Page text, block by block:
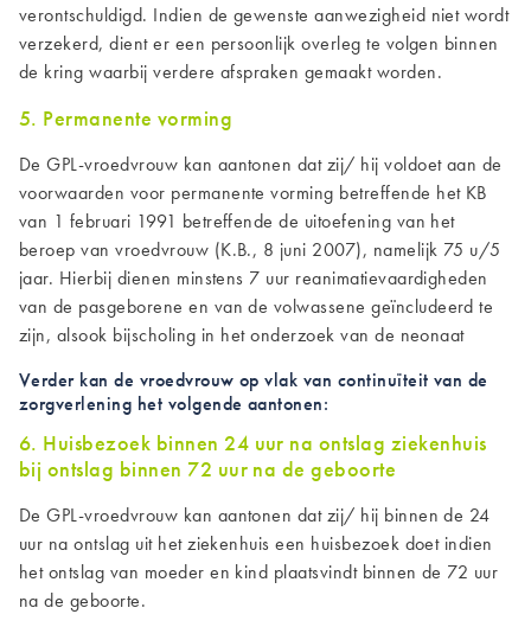
verontschuldigd. Indien de gewenste aanwezigheid niet wordt
verzekerd, dient er een persoonlijk overleg te volgen binnen
de kring waarbij verdere afspraken gemaakt worden.
5. Permanente vorming
DeGPL-vroedvrouw kan aantonen dat zij/ hij voldoet aan de
voorwaarden voor permanente vorming betreffende het KB
van 1 februari 1991 betreffende de uitoefening van het
beroep van vroedvrouw (K.B., 8 juni 2007), namelijk 75 u/5
jaar. Hierbij dienen minstens 7 uur reanimatievaardigheden
van de pasgeborene en van de volwassene geïncludeerd te
zijn, alsook bijscholing in het onderzoek van de neonaat
Verder kan de vroedvrouw op vlak van continuïteit van de
zorgverlening het volgende aantonen:
6. Huisbezoek binnen 24 uur na ontslag ziekenhuis
bij ontslag binnen 72 uur na de geboorte
DeGPL-vroedvrouw kan aantonen dat zij/ hij binnen de 24
uur na ontslag uit het ziekenhuis een huisbezoek doet indien
het ontslag van moeder en kind plaatsvindt binnen de 72 uur
na de geboorte.